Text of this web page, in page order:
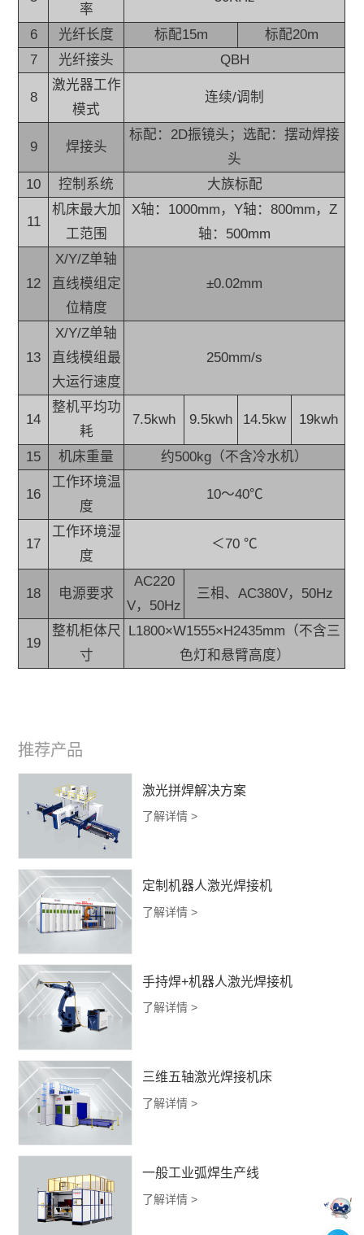
率
6 光纤长度 标配15m
标配20m
7
光纤接头 QBH
8
激光器工作
模式
连续/调制
9 焊接头
标配：2D振镜头；选配：摆动焊接
头
10
控制系统 大族标配
11
机床最大加
工范围
X轴：1000mm，Y轴：800mm，Z
轴：500mm
12
X/Y/Z单轴
直线模组定
位精度
±0.02mm
13
X/Y/Z单轴
直线模组最
大运行速度
250mm/s
14
整机平均功
耗
7.5kwh 9.5kwh 14.5kw 19kwh
15 机床重量 约500kg（不含冷水机）
16
工作环境温
度
10～40℃
17
工作环境湿
度
＜70 ℃
18 电源要求
AC220
V，50Hz
三相、AC380V，50Hz
19
整机柜体尺
寸
L1800×W1555×H2435mm（不含三
色灯和悬臂高度）
推荐产品
激光拼焊解决方案
了解详情 >
定制机器人激光焊接机
了解详情 >
手持焊+机器人激光焊接机
了解详情 >
三维五轴激光焊接机床
了解详情 >
一般工业弧焊生产线
了解详情 >